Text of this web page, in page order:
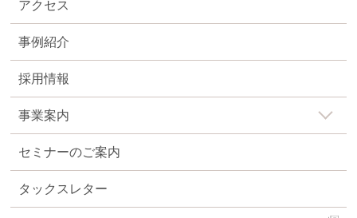
アクセス
事例紹介
採用情報
事業案内
セミナーのご案内
タックスレター